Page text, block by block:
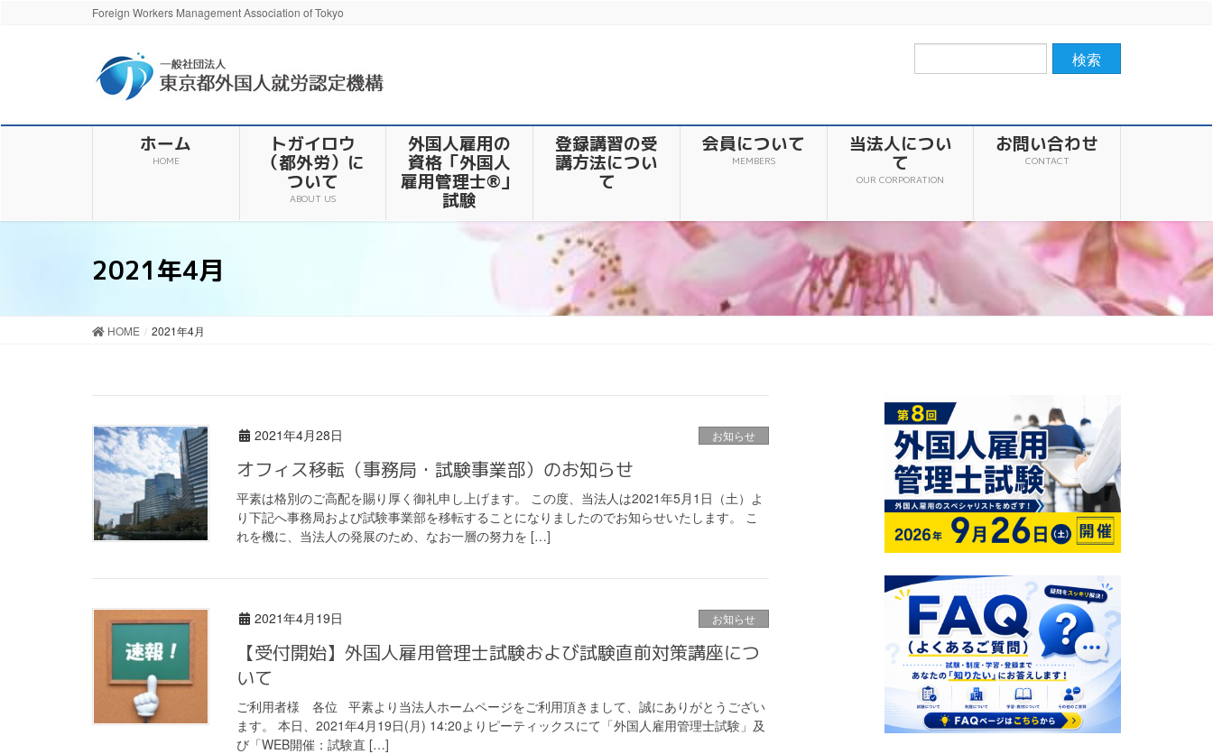
Foreign Workers Management Association of Tokyo
ホーム
HOME
トガイロウ
（都外労）に
ついて
ABOUT US
外国人雇用の
資格「外国人
雇用管理士®」
試験
登録講習の受
講方法につい
て
会員について
MEMBERS
当法人につい
て
OUR CORPORATION
お問い合わせ
CONTACT
2021年4月
HOME 2021年4月
2021年4月28日 お知らせ
オフィス移転（事務局・試験事業部）のお知らせ
平素は格別のご高配を賜り厚く御礼申し上げます。 この度、当法人は2021年5月1日（土）よ
り下記へ事務局および試験事業部を移転することになりましたのでお知らせいたします。 こ
れを機に、当法人の発展のため、なお一層の努力を […]
2021年4月19日 お知らせ
【受付開始】外国人雇用管理士試験および試験直前対策講座につ
いて
ご利用者様 各位 平素より当法人ホームページをご利用頂きまして、誠にありがとうござい
ます。 本日、2021年4月19日(月) 14:20よりピーティックスにて「外国人雇用管理士試験」及
び「WEB開催：試験直 […]